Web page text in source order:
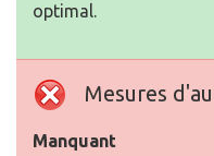
optimal.
Mesures
Manquant